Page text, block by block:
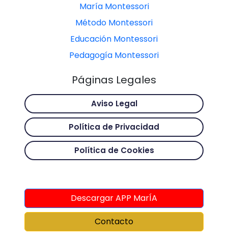
María Montessori
Método Montessori
Educación Montessori
Pedagogía Montessori
Páginas Legales
Aviso Legal
Política de Privacidad
Política de Cookies
Descargar APP MarÍA
Contacto